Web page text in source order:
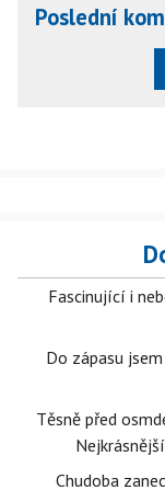
Poslední
Fascinující i
Do zápasu
Těsně před
Chudoba